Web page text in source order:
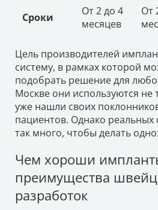
Сроки
От 2 до 4
месяцев
От
Цель производителей
систему, в рамках которой
подобрать решение для
Москве они используются не
уже нашли своих
пациентов. Однако
так много, чтобы делать
Чем хороши
преимущества
разработок